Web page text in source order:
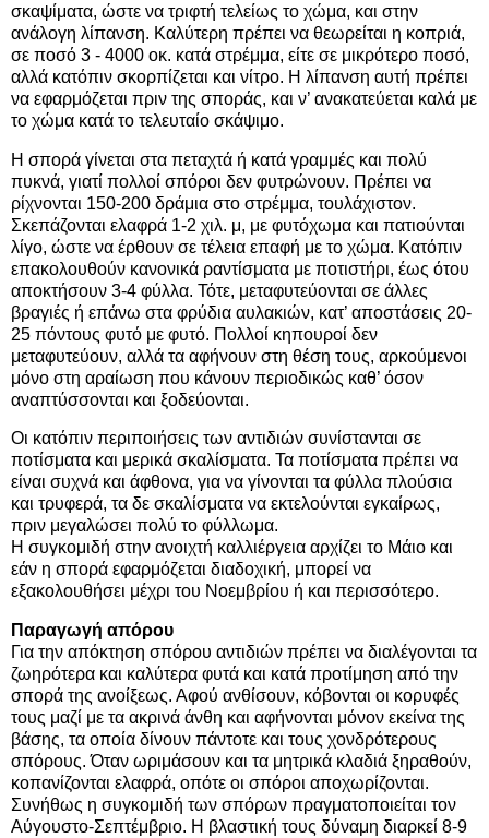
σκαψίματα, ώστε να τριφτή τελείως το χώμα, και στην
ανάλογη λίπανση. Καλύτερη πρέπει να θεωρείται η κοπριά,
σε ποσό 3 - 4000 οκ. κατά στρέμμα, είτε σε μικρότερο ποσό,
αλλά κατόπιν σκορπίζεται και νίτρο. Η λίπανση αυτή πρέπει
να εφαρμόζεται πριν της σποράς, και ν’ ανακατεύεται καλά με
το χώμα κατά το τελευταίο σκάψιμο.
Η σπορά γίνεται στα πεταχτά ή κατά γραμμές και πολύ
πυκνά, γιατί πολλοί σπόροι δεν φυτρώνουν. Πρέπει να
ρίχνονται 150-200 δράμια στο στρέμμα, τουλάχιστον.
Σκεπάζονται ελαφρά 1-2 χιλ. μ, με φυτόχωμα και πατιούνται
λίγο, ώστε να έρθουν σε τέλεια επαφή με το χώμα. Κατόπιν
επακολουθούν κανονικά ραντίσματα με ποτιστήρι, έως ότου
αποκτήσουν 3-4 φύλλα. Τότε, μεταφυτεύονται σε άλλες
βραγιές ή επάνω στα φρύδια αυλακιών, κατ’ αποστάσεις 20-
25 πόντους φυτό με φυτό. Πολλοί κηπουροί δεν
μεταφυτεύουν, αλλά τα αφήνουν στη θέση τους, αρκούμενοι
μόνο στη αραίωση που κάνουν περιοδικώς καθ’ όσον
αναπτύσσονται και ξοδεύονται.
Οι κατόπιν περιποιήσεις των αντιδιών συνίστανται σε
ποτίσματα και μερικά σκαλίσματα. Τα ποτίσματα πρέπει να
είναι συχνά και άφθονα, για να γίνονται τα φύλλα πλούσια
και τρυφερά, τα δε σκαλίσματα να εκτελούνται εγκαίρως,
πριν μεγαλώσει πολύ το φύλλωμα.
Η συγκομιδή στην ανοιχτή καλλιέργεια αρχίζει το Μάιο και
εάν η σπορά εφαρμόζεται διαδοχική, μπορεί να
εξακολουθήσει μέχρι του Νοεμβρίου ή και περισσότερο.
Παραγωγή απόρου
Για την απόκτηση σπόρου αντιδιών πρέπει να διαλέγονται τα
ζωηρότερα και καλύτερα φυτά και κατά προτίμηση από την
σπορά της ανοίξεως. Αφού ανθίσουν, κόβονται οι κορυφές
τους μαζί με τα ακρινά άνθη και αφήνονται μόνον εκείνα της
βάσης, τα οποία δίνουν πάντοτε και τους χονδρότερους
σπόρους. Όταν ωριμάσουν και τα μητρικά κλαδιά ξηραθούν,
κοπανίζονται ελαφρά, οπότε οι σπόροι αποχωρίζονται.
Συνήθως η συγκομιδή των σπόρων πραγματοποιείται τον
Αύγουστο-Σεπτέμβριο. Η βλαστική τους δύναμη διαρκεί 8-9